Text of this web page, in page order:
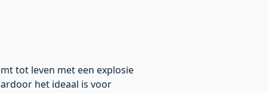
tot leven met een explosie
het ideaal is voor